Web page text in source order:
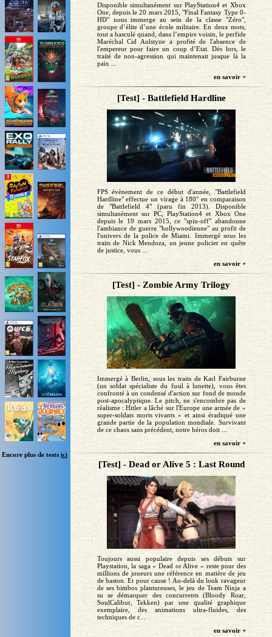
Encore plus de testsici
Disponible simultanément sur PlayStation4 et Xbox
One, depuis le 20 mars 2015, "Final Fantasy Type 0-
HD" nous immerge au sein de la classe "Zéro",
groupe d’élite d’une école militaire. En deux mots,
tout a basculé quand, dans l’empire voisin, le perfide
Maréchal Cid Aulstyne a profité de l'absence de
l'empereur pour faire un coup d’Etat. Dès lors, le
traité de non-agression qui maintenait jusque là la
paix ...
en savoir +
[Test] - Battlefield Hardline
FPS évènement de ce début d'année, "Battlefield
Hardline" effectue un virage à 180° en comparaison
de "Battlefield 4" (paru fin 2013). Disponible
simultanément sur PC, PlayStation4 et Xbox One
depuis le 19 mars 2015, ce "spin-off" abandonne
l'ambiance de guerre "hollywoodienne" au profit de
l'univers de la police de Miami. Immergé sous les
traits de Nick Mendoza, un jeune policier en quête
de justice, vous ...
en savoir +
[Test] - Zombie Army Trilogy
Immergé à Berlin, sous les traits de Karl Fairburne
(un soldat spécialiste du fusil à lunette), vous êtes
confronté à un condensé d'action sur fond de monde
post-apocalyptique. Le pitch, ne s'encombre pas de
réalisme : Hitler a lâché sur l'Europe une armée de «
super-soldats morts vivants » et ainsi éradiqué une
grande partie de la population mondiale. Survivant
de ce chaos sans précédent, notre héros doit ...
en savoir +
[Test] - Dead or Alive 5 : Last Round
Toujours aussi populaire depuis ses débuts sur
Playstation, la saga « Dead or Alive » reste pour des
millions de joueurs une référence en matière de jeu
de baston. Et pour cause ! Au-delà du look ravageur
de ses bimbos plantureuses, le jeu de Team Ninja a
su se démarquer des concurrents (Bloody Roar,
SoulCalibur, Tekken) par une qualité graphique
exemplaire, des animations ultra-fluides, des
techniques de c...
en savoir +